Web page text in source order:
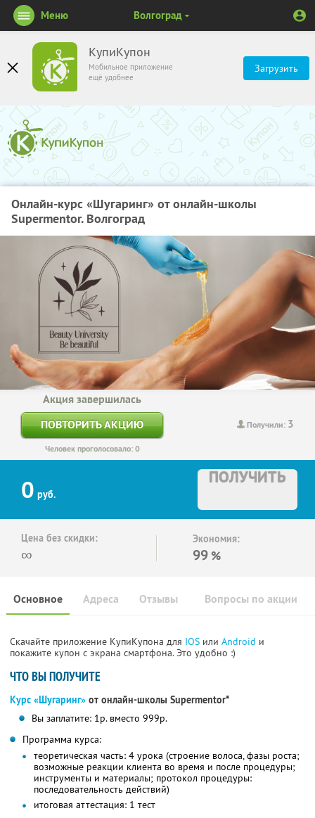
КупиКупон
Мобильное приложение
ещё удобнее
Загрузить
Меню Волгоград
Онлайн-курс «Шугаринг» от онлайн-школы
Supermentor. Волгоград
Получили: 3
Акция завершилась
ПОВТОРИТЬ АКЦИЮ
Человек проголосовало: 0
0 руб.
ПОЛУЧИТЬ
Цена без скидки:
∞
Экономия:
99 %
Основное Отзывы Вопросы по акции
Адреса
Скачайте приложение КупиКупона для IOS или Android и
покажите купон с экрана смартфона. Это удобно :)
ЧТО ВЫ ПОЛУЧИТЕ
Курс «Шугаринг» от онлайн-школы Supermentor*
Вы заплатите: 1р. вместо 999р.
Программа курса:
теоретическая часть: 4 урока (строение волоса, фазы роста;
возможные реакции клиента во время и после процедуры;
инструменты и материалы; протокол процедуры:
последовательность действий)
итоговая аттестация: 1 тест